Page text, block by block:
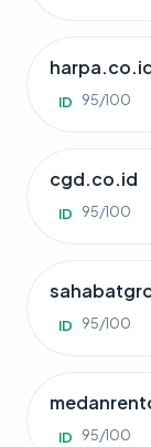
ID 95/100
cgd.co.id
ID 95/100
ID 95/100
ID 95/100